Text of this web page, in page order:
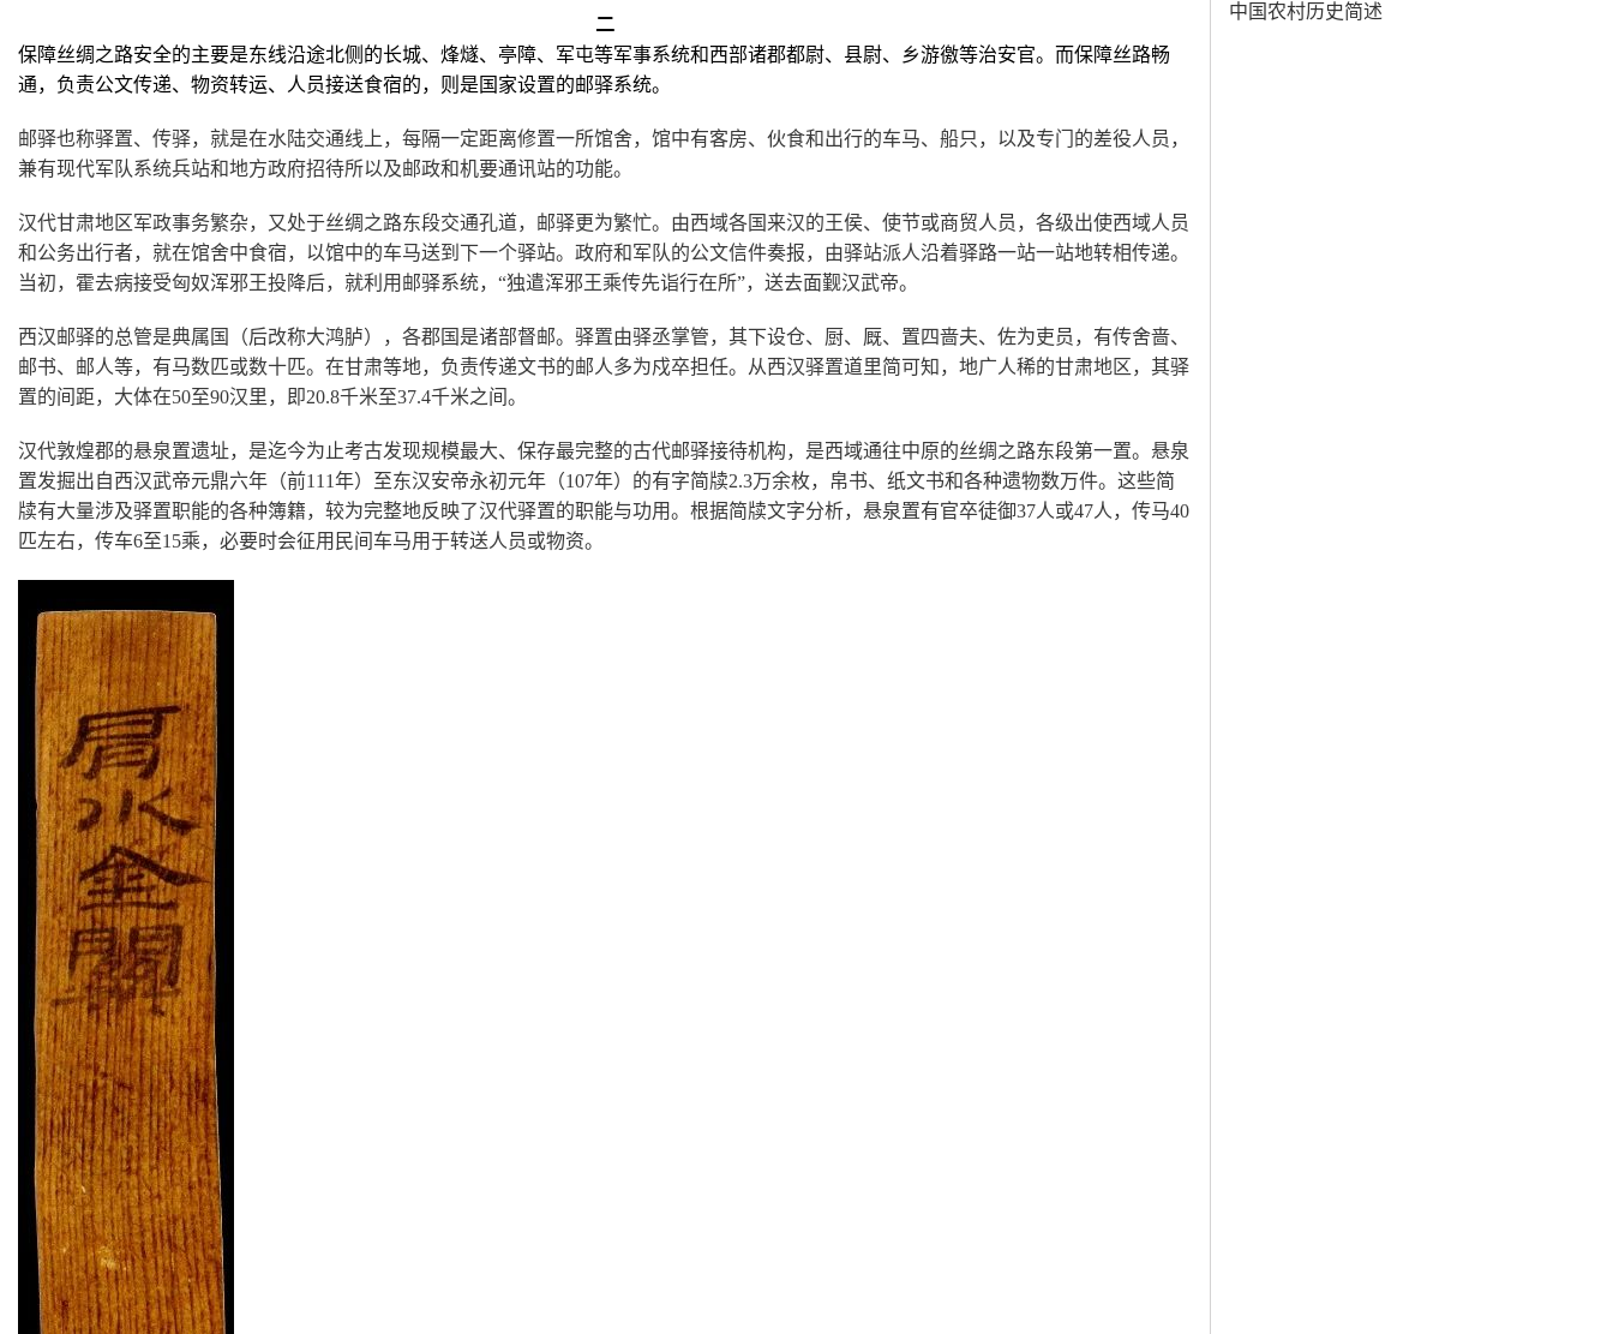
二
保障丝绸之路安全的主要是东线沿途北侧的长城、烽燧、亭障、军屯等军事系统和西部诸郡都尉、县尉、乡游徼等治安官。 而保障丝路畅
通，负责公文传递、物资转运、人员接送食宿的，则是国家设置的邮驿系统。
邮驿也称驿置、传驿，就是在水陆交通线上，每隔一定距离修置一所馆舍，馆中有客房、伙食和出行的车马、船只，以及专门的差役人员，
兼有现代军队系统兵站和地方政府招待所以及邮政和机要通讯站的功能。
汉代甘肃地区军政事务繁杂，又处于丝绸之路东段交通孔道，邮驿更为繁忙。由西域各国来汉的王侯、使节或商贸人员，各级出使西域人员
和公务出行者，就在馆舍中食宿，以馆中的车马送到下一个驿站。政府和军队的公文信件奏报，由驿站派人沿着驿路一站一站地转相传递。
当初，霍去病接受匈奴浑邪王投降后，就利用邮驿系统，“独遣浑邪王乘传先诣行在所”，送去面觐汉武帝。
西汉邮驿的总管是典属国（后改称大鸿胪），各郡国是诸部督邮。驿置由驿丞掌管，其下设仓、厨、厩、置四啬夫、佐为吏员，有传舍啬、
邮书、邮人等，有马数匹或数十匹。在甘肃等地，负责传递文书的邮人多为戍卒担任。从西汉驿置道里简可知，地广人稀的甘肃地区，其驿
置的间距，大体在50至90汉里，即20.8千米至37.4千米之间。
汉代敦煌郡的悬泉置遗址，是迄今为止考古发现规模最大、保存最完整的古代邮驿接待机构，是西域通往中原的丝绸之路东段第一置。悬泉
置发掘出自西汉武帝元鼎六年（前111年）至东汉安帝永初元年（107年）的有字简牍2.3万余枚，帛书、纸文书和各种遗物数万件。这些简
牍有大量涉及驿置职能的各种簿籍，较为完整地反映了汉代驿置的职能与功用。根据简牍文字分析，悬泉置有官卒徒御37人或47人，传马40
匹左右，传车6至15乘，必要时会征用民间车马用于转送人员或物资。
中国农村历史简述